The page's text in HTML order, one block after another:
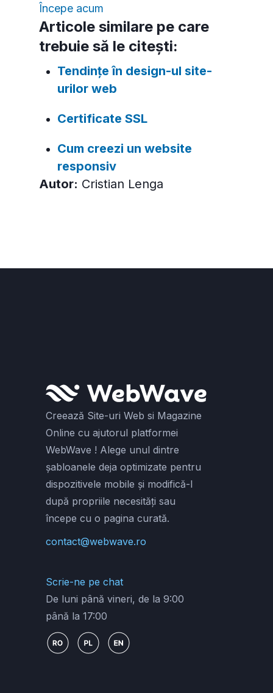
Începe acum
Articole similare pe care
trebuie să le citești:
Tendințe în design-ul site-
urilor web
Certificate SSL
Cum creezi un website
responsiv
Autor: Cristian Lenga
Creează Site-uri Web si Magazine
Online cu ajutorul platformei
WebWave ! Alege unul dintre
șabloanele deja optimizate pentru
dispozitivele mobile și modifică-l
după propriile necesități sau
începe cu o pagina curată.
contact@webwave.ro
Scrie-ne pe chat
De luni până vineri, de la 9:00
până la 17:00